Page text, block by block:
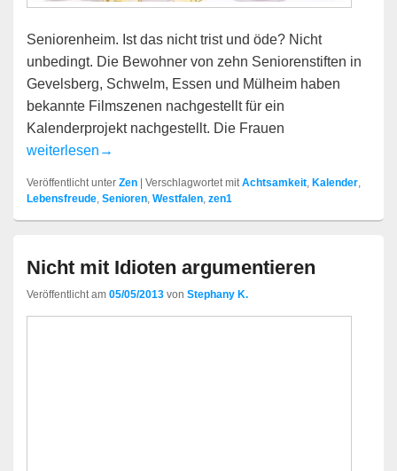
Seniorenheim. Ist das nicht trist und öde? Nicht
unbedingt. Die Bewohner von zehn Seniorenstiften in
Gevelsberg, Schwelm, Essen und Mülheim haben
bekannte Filmszenen nachgestellt für ein
Kalenderprojekt nachgestellt. Die Frauen
Fröhliche Senioren
weiterlesen →
Veröffentlicht unter Zen Verschlagwortet mit Achtsamkeit, Kalender,
Lebensfreude, Senioren, Westfalen, zen1
Nicht mit Idioten argumentieren
Veröffentlicht am 05/05/2013 von Stephany K.